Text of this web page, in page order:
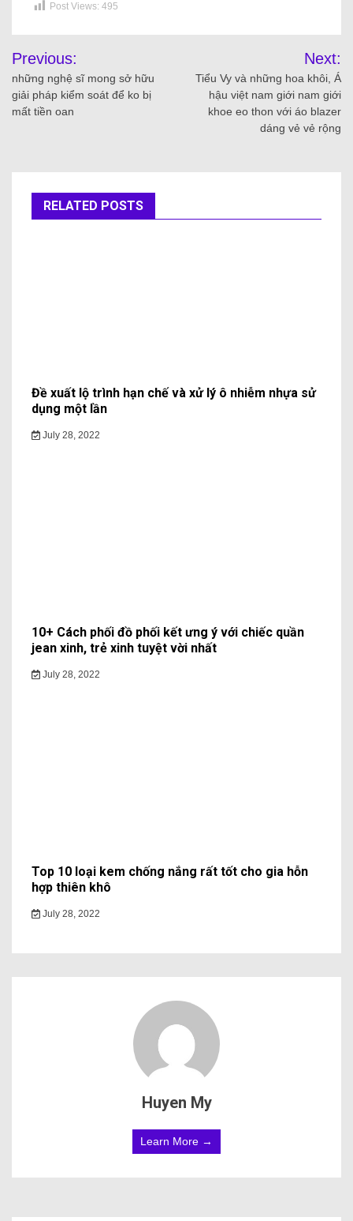
Post Views: 495
Previous:
những nghệ sĩ mong sở hữu
giải pháp kiểm soát để ko bị
mất tiền oan
Next:
Tiểu Vy và những hoa khôi, Á
hậu việt nam giới nam giới
khoe eo thon với áo blazer
dáng vẻ vẻ rộng
RELATED POSTS
Đề xuất lộ trình hạn chế và xử lý ô nhiễm nhựa sử
dụng một lần
July 28, 2022
10+ Cách phối đồ phối kết ưng ý với chiếc quần
jean xinh, trẻ xinh tuyệt vời nhất
July 28, 2022
Top 10 loại kem chống nắng rất tốt cho gia hỗn
hợp thiên khô
July 28, 2022
Huyen My
Learn More →